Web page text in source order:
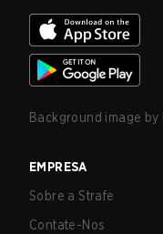
Background image by
EMPRESA
Sobre a Strafe
Contate-Nos